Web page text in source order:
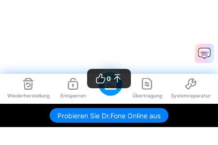
Wiederherstellung Entsperren Übertragung Systemreparatur
Probieren Sie Dr.Fone Online aus
0